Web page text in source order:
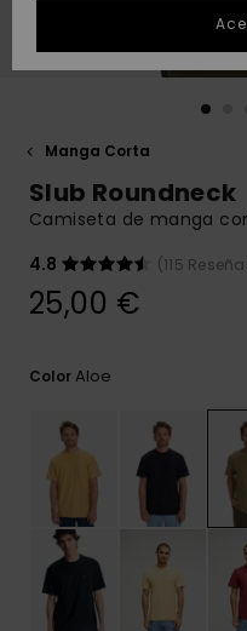
la
más
las
Manga Corta
Slub Roundneck
Camiseta de manga
4.8
(115
25,00 €
ColorAloe